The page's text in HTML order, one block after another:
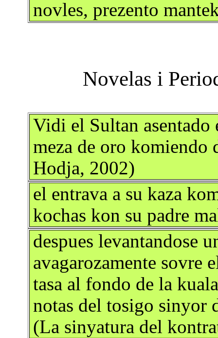
novles, prezento
Vidi el Sultan asentado
meza de oro komiendo
Hodja, 2002)
el entrava a su kaza
kochas kon su padre
despues levantandose
avagarozamente sovre
tasa al fondo de la
notas del tosigo sinyor
(La sinyatura del